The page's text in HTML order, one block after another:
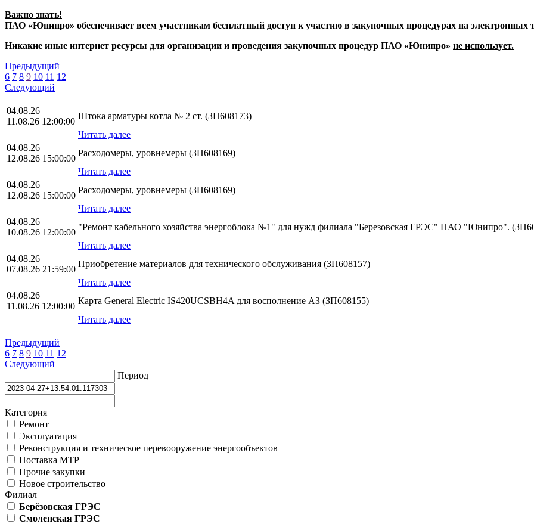
Важно знать!
ПАО «Юнипро» обеспечивает всем участникам бесплатный доступ к участию в закупочных процедурах на электронных
Никакие иные интернет ресурсы для организации и проведения закупочных процедур ПАО «Юнипро» не использует.
Предыдущий
6 7 8 9 10 11 12
Следующий
04.08.26
11.08.26 12:00:00
Штока арматуры котла № 2 ст. (ЗП608173)
Читать далее
04.08.26
12.08.26 15:00:00
Расходомеры, уровнемеры (ЗП608169)
Читать далее
04.08.26
12.08.26 15:00:00
Расходомеры, уровнемеры (ЗП608169)
Читать далее
04.08.26
10.08.26 12:00:00
"Ремонт кабельного хозяйства энергоблока №1" для нужд филиала "Березовская ГРЭС" ПАО "Юнипро".
Читать далее
04.08.26
07.08.26 21:59:00
Приобретение материалов для технического обслуживания (ЗП608157)
Читать далее
04.08.26
11.08.26 12:00:00
Карта General Electric IS420UCSBH4A для восполнение АЗ (ЗП608155)
Читать далее
Предыдущий
6 7 8 9 10 11 12
Следующий
Период
Категория
Ремонт
Эксплуатация
Реконструкция и техническое перевооружение энергообъектов
Поставка МТР
Прочие закупки
Новое строительство
Филиал
Берёзовская ГРЭС
Смоленская ГРЭС